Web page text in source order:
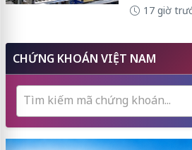
17 giờ
CHỨNG KHOÁN VIỆT NAM
Tìm kiếm mã chứng khoán...